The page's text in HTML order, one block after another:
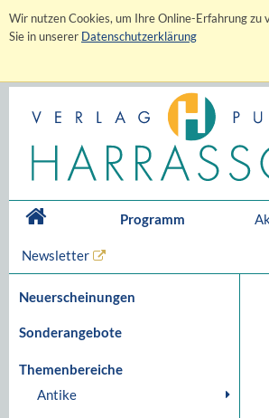
Wir nutzen Cookies, um Ihre Online-Erfahrung
Sie in unserer Datenschutzerklärung
Programm
Newsletter
Neuerscheinungen
Sonderangebote
Themenbereiche
Antike